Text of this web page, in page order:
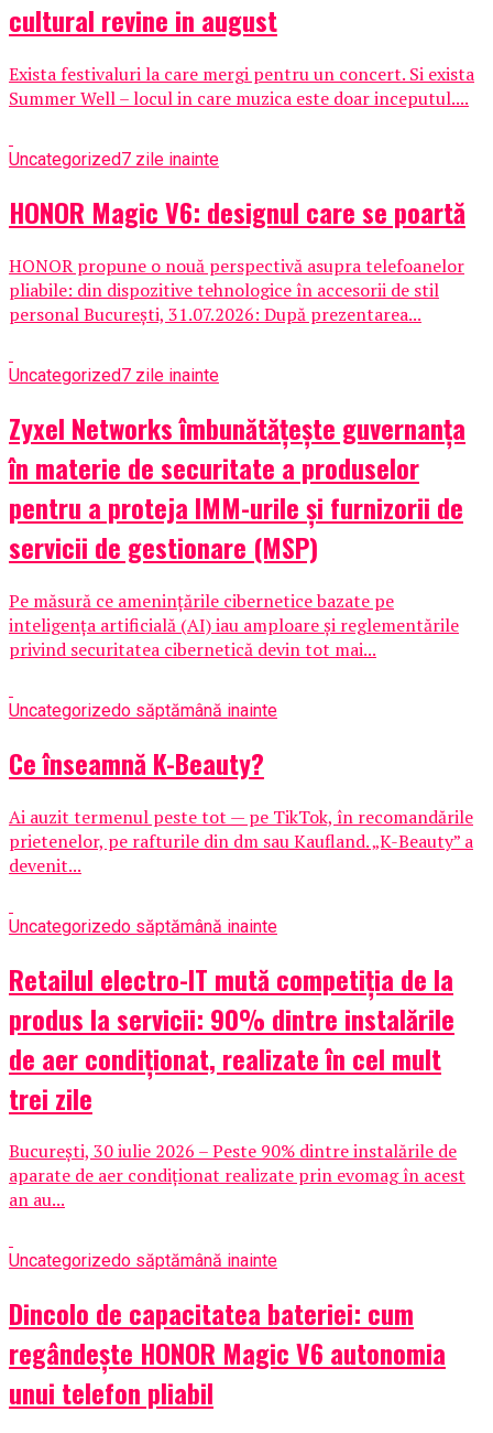
cultural revine in august
Exista festivaluri la care mergi pentru un concert. Si exista
Summer Well – locul in care muzica este doar inceputul....
Uncategorized7 zile inainte
HONOR Magic V6: designul care se poartă
HONOR propune o nouă perspectivă asupra telefoanelor
pliabile: din dispozitive tehnologice în accesorii de stil
personal București, 31.07.2026: După prezentarea...
Uncategorized7 zile inainte
Zyxel Networks îmbunătățește guvernanța
în materie de securitate a produselor
pentru a proteja IMM-urile și furnizorii de
servicii de gestionare (MSP)
Pe măsură ce amenințările cibernetice bazate pe
inteligența artificială (AI) iau amploare și reglementările
privind securitatea cibernetică devin tot mai...
Uncategorizedo săptămână inainte
Ce înseamnă K-Beauty?
Ai auzit termenul peste tot — pe TikTok, în recomandările
prietenelor, pe rafturile din dm sau Kaufland. „K-Beauty” a
devenit...
Uncategorizedo săptămână inainte
Retailul electro-IT mută competiția de la
produs la servicii: 90% dintre instalările
de aer condiționat, realizate în cel mult
trei zile
București, 30 iulie 2026 – Peste 90% dintre instalările de
aparate de aer condiționat realizate prin evomag în acest
an au...
Uncategorizedo săptămână inainte
Dincolo de capacitatea bateriei: cum
regândește HONOR Magic V6 autonomia
unui telefon pliabil